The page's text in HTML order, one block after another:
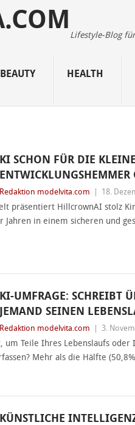
Lifestyle-Blog
BEAUTY HEALTH
KI SCHON FÜR DIE
ENTWICKLUNGSHEMMER
Redaktion modelvita.com 18.
präsentiert HillcrownAI stolz
in einem sicheren und
KI-UMFRAGE: SCHREIBT
JEMAND SEINEN
Redaktion modelvita.com 3.
um Teile Ihres Lebenslaufs oder
Mehr als die Hälfte
KÜNSTLICHE